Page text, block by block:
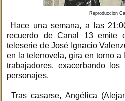
Reproducción
Hace una semana, a las
recuerdo de Canal 13 emite
teleserie de José Ignacio
en la telenovela, gira en torno
trabajadores, exacerbando
personajes.
Tras casarse, Angélica